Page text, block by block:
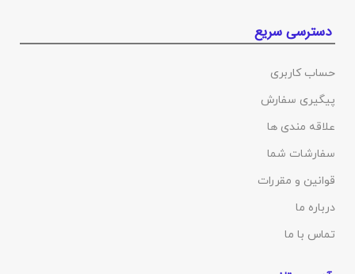
دسترسی سریع
حساب کاربری
پیگیری سفارش
علاقه مندی ها
سفارشات شما
قوانین و مقررات
درباره ما
تماس با ما